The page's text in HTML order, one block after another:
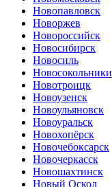
Новопавловск
Новоржев
Новороссийск
Новосибирск
Новосиль
Новосокольники
Новотроицк
Новоузенск
Новоульяновск
Новоуральск
Новохопёрск
Новочебоксарск
Новочеркасск
Новошахтинск
Новый Оскол